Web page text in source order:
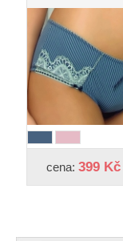
cena: 399 Kč